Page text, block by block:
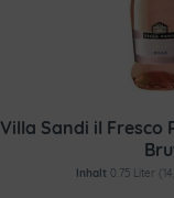
Villa Sandi il Fresco
Inhalt 0.75 Liter